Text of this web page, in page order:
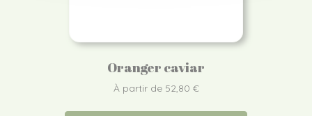
Oranger caviar
À partir de 52,80 €